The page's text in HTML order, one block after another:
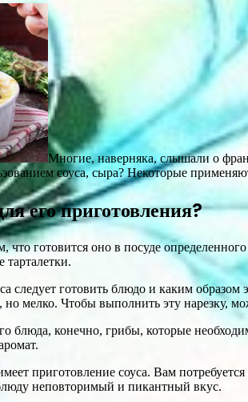
Многие, наверняка, слышали о
соуса, сыра? Некоторые
его приготовления?
что готовится оно в посуде
следует готовить блюдо и каким
мелко. Чтобы выполнить эту нарезку,
блюда, конечно, грибы, которые
приготовление соуса. Вам
неповторимый и пикантный вкус.